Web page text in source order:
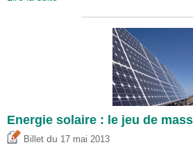
Energie solaire : le jeu de
Billet du 17 mai 2013